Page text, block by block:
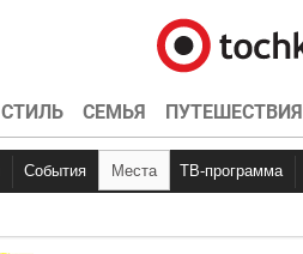
СТИЛЬ СЕМЬЯ ПУТЕШЕСТВИЯ
События Места ТВ-программа